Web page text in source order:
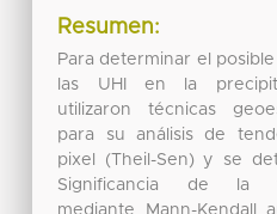
Resumen:
Para determinar el
las UHI en la
utilizaron técnicas
para su análisis de
pixel (Theil-Sen) y se
Significancia de la
mediante Mann-Kendall